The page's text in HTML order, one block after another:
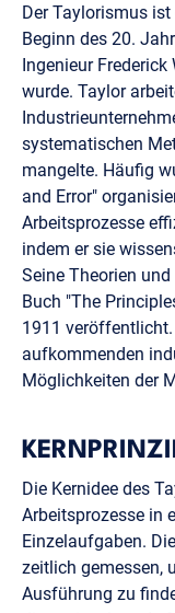
Der Taylorismus
Beginn des 20.
Ingenieur
wurde. Taylor
systematischen
mangelte. Häufig
and Error"
Arbeitsprozesse
indem er sie
Seine Theorien
Buch "The
1911
aufkommenden
Möglichkeiten der
Die Kernidee des
Arbeitsprozesse in
Einzelaufgaben.
zeitlich gemessen,
Ausführung zu